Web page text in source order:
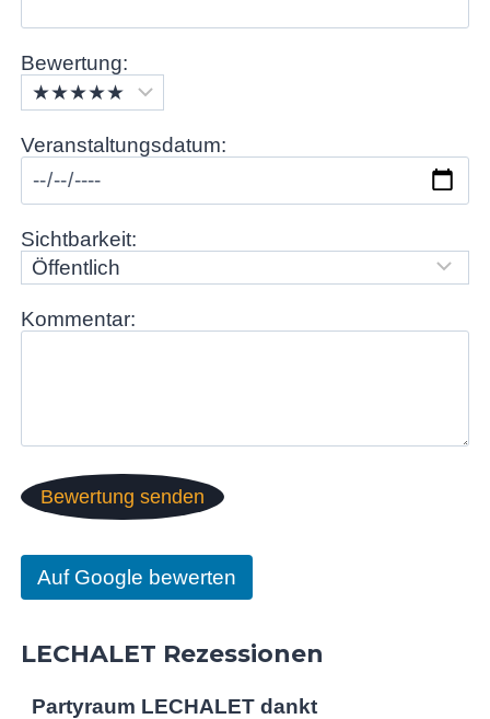
Gläser ect..
erd,
Pfannen,
Platten
Top Lage
gern
wieder
Bewertung:
Veranstaltungsdatum:
Sichtbarkeit:
Kommentar:
Auf Google bewerten
LECHALET Rezessionen
Partyraum LECHALET dankt